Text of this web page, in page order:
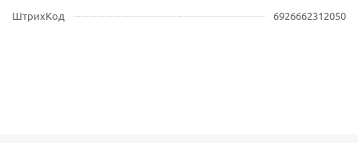
ШтрихКод 6926662312050